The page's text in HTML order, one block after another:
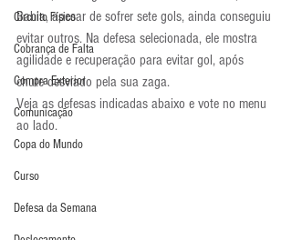
Circuito Físico
Cobrança de Falta
Compra Exterior
Comunicação
Copa do Mundo
Curso
Defesa da Semana
Bahia, apesar de sofrer sete gols, ainda conseguiu
evitar outros. Na defesa selecionada, ele mostra
agilidade e recuperação para evitar gol, após
chute desviado pela sua zaga.
Veja as defesas indicadas abaixo e vote no menu
ao lado.